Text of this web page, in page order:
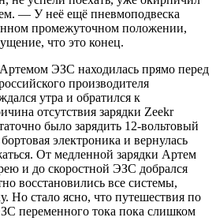
— У неё ещё пневмоподвеска
промежуточном положении,
что это конец.
ЭЗС находилась прямо перед
производителя
утра и обратился к
отсутствия зарядки Zeekr
было зарядить 12-вольтовый
электроника и вернулась
От медленной зарядки Артем
и до скоростной ЭЗС добрался
восстановились все системы,
Но стало ясно, что путешествия по
переменного тока пока слишком